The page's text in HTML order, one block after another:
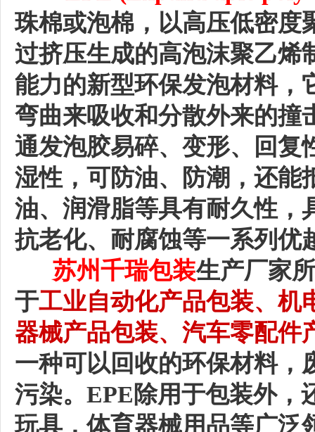
珠棉或泡棉，以高压低密度
过挤压生成的高泡沫聚乙烯
能力的新型环保发泡材料，
弯曲来吸收和分散外来的撞
通发泡胶易碎、变形、回复
湿性，可防油、防潮，还能
油、润滑脂等具有耐久性，
抗老化、耐腐蚀等一系列优
苏州千瑞包装生产厂家
于工业自动化产品包装、机
器械产品包装、汽车零配件
一种可以回收的环保材料，
污染。EPE除用于包装外，
玩具，体育器械用品等广泛